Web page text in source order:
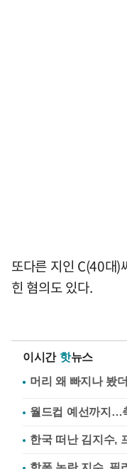
또다른 지인 C(40대)
힌 혐의도 있다.
이시간 핫뉴스
월드컵 예선까지…
한국 떠난 김지수,